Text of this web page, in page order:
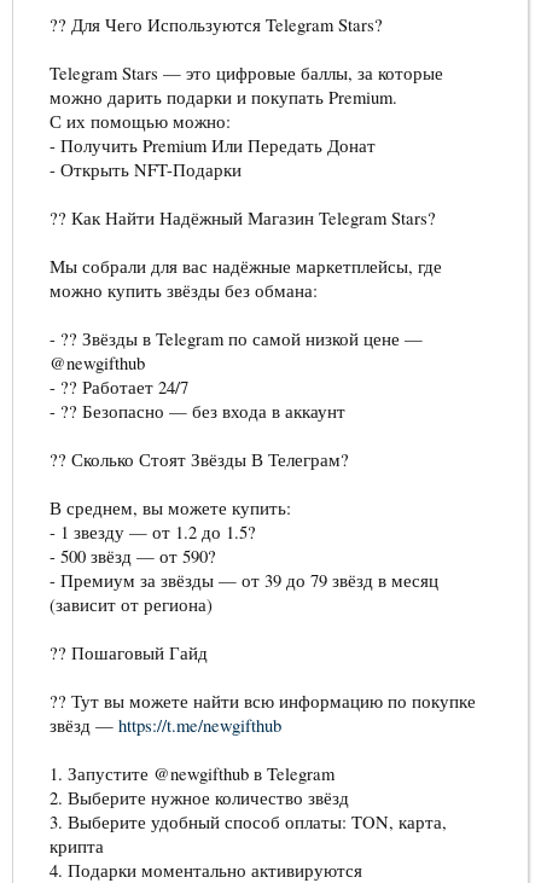
?? Для Чего Используются Telegram Stars?
Telegram Stars — это цифровые баллы, за которые
можно дарить подарки и покупать Premium.
С их помощью можно:
- Получить Premium Или Передать Донат
- Открыть NFT-Подарки
?? Как Найти Надёжный Магазин Telegram Stars?
Мы собрали для вас надёжные маркетплейсы, где
можно купить звёзды без обмана:
- ?? Звёзды в Telegram по самой низкой цене —
@newgifthub
- ?? Работает 24/7
- ?? Безопасно — без входа в аккаунт
?? Сколько Стоят Звёзды В Телеграм?
В среднем, вы можете купить:
- 1 звезду — от 1.2 до 1.5?
- 500 звёзд — от 590?
- Премиум за звёзды — от 39 до 79 звёзд в месяц
(зависит от региона)
?? Пошаговый Гайд
?? Тут вы можете найти всю информацию по покупке
звёзд — https://t.me/newgifthub
1. Запустите @newgifthub в Telegram
2. Выберите нужное количество звёзд
3. Выберите удобный способ оплаты: TON, карта,
крипта
4. Подарки моментально активируются